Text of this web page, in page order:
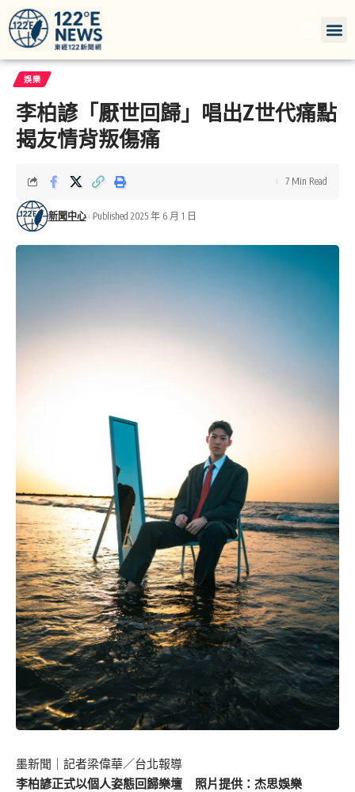
娛樂
李柏諺「厭世回歸」唱出Z世代痛點
揭友情背叛傷痛
新聞中心 Published 2025 年 6 月 1 日
7 Min Read
墨新聞 ｜記者梁偉華／台北報導
李柏諺正式以個人姿態回歸樂壇 照片提供：杰思娛樂